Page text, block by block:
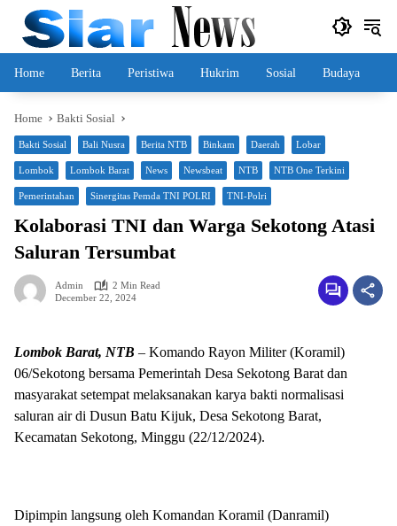
content
Home Berita Peristiwa Hukrim Sosial Budaya
Home Bakti Sosial
Bakti Sosial Bali Nusra Berita NTB Binkam Daerah Lobar
Lombok Lombok Barat News Newsbeat NTB NTB One Terkini
Pemerintahan Sinergitas Pemda TNI POLRI TNI-Polri
Kolaborasi TNI dan Warga Sekotong Atasi
Saluran Tersumbat
Admin
2 Min Read
December 22, 2024
Lombok Barat, NTB – Komando Rayon Militer (Koramil)
06/Sekotong bersama Pemerintah Desa Sekotong Barat dan
masyarakat setempat melaksanakan karya bakti normalisasi
saluran air di Dusun Batu Kijuk, Desa Sekotong Barat,
Kecamatan Sekotong, Minggu (22/12/2024).
Dipimpin langsung oleh Komandan Koramil (Danramil)